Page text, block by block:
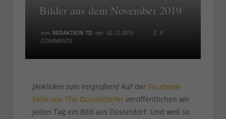
Bilder aus dem November 2019
von REDAKTION TD am 02.12.2019
0
COMMENTS
[Anklicken zum Vergrößern]Auf der Facebook-
Seite von The Düsseldorferveröffentlichen wir
jeden Tag ein Bild aus Düsseldorf. Und weil so